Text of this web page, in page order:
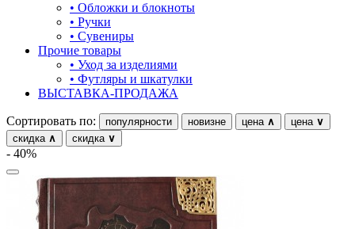
• Обложки и блокноты
• Ручки
• Сувениры
Прочие товары
• Уход за изделиями
• Футляры и шкатулки
ВЫСТАВКА-ПРОДАЖА
Сортировать по: популярности новизне цена ∧ цена ∨
скидка ∧ скидка ∨
- 40%